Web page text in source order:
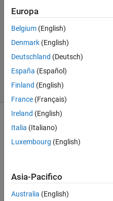
Risposte
Aggiornato
30 Mag
2023
11
Visualizzazioni
(30 giorni)
Hi! I
Europa
Belgium (English)
Denmark (English)
Deutschland (Deutsch)
España (Español)
Finland (English)
France (Français)
Ireland (English)
Italia (Italiano)
Luxembourg (English)
Asia-Pacifico
Australia (English)